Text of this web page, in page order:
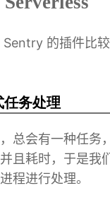
Sentry 的插件比
任务处理
总会有一种任务
且耗时，于是我
程进行处理。